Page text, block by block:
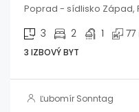
Poprad - sídlisko Západ,
3 2 1 77
3 IZBOVÝ BYT
Ľubomír Sonntag